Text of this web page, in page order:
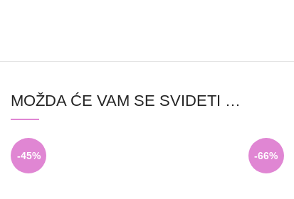
MOŽDA ĆE VAM SE SVIDETI …
-45% -66%